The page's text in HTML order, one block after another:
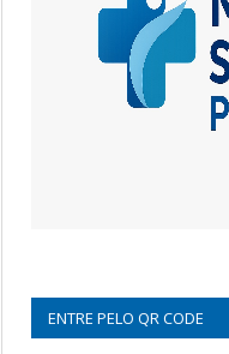
ENTRE PELO QR CODE